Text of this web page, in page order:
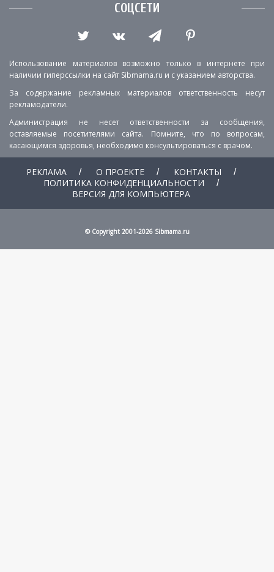
СОЦСЕТИ
Использование материалов возможно только в интернете при
наличии гиперссылки на сайт Sibmama.ru и с указанием авторства.
За содержание рекламных материалов ответственность несут
рекламодатели.
Администрация не несет ответственности за сообщения,
оставляемые посетителями сайта. Помните, что по вопросам,
касающимся здоровья, необходимо консультироваться с врачом.
РЕКЛАМА О ПРОЕКТЕ
КОНТАКТЫ
ПОЛИТИКА КОНФИДЕНЦИАЛЬНОСТИ
ВЕРСИЯ ДЛЯ КОМПЬЮТЕРА
© Copyright 2001-2026 Sibmama.ru